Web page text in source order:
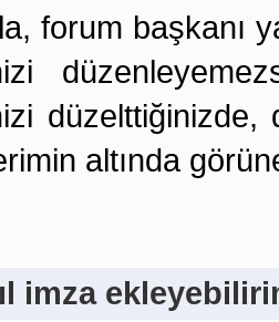
forum başkanı
düzelttiğinizde,
altında
imza